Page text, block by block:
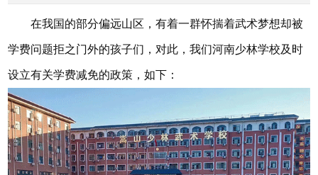
在我国的部分偏远山区，有着一群怀揣着武术梦想却被
学费问题拒之门外的孩子们，对此，我们河南少林学校及时
设立有关学费减免的政策，如下：